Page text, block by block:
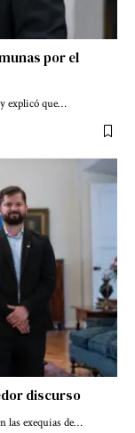
por el
explicó que…
discurso
las exequias de…